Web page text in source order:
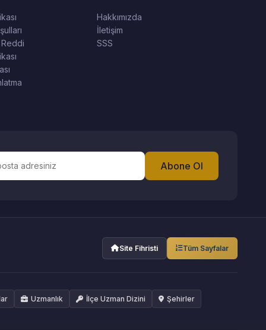
Hakkımızda
İletişim
SSS
Abone Ol
Site Fihristi Tüm Sayfalar
Uzmanlık İlçe Uzman Dizini Şehirler